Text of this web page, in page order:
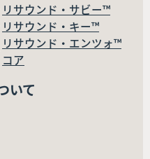
リサウンド・サビー™
リサウンド・キー™
リサウンド・エンツォ™
コア
いて